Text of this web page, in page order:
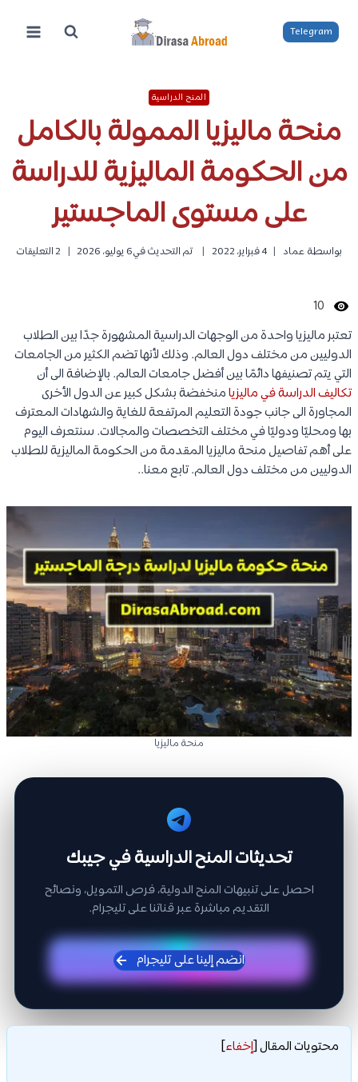
المحتوى
Telegram
المنح الدراسية
منحة ماليزيا الممولة بالكامل
من الحكومة الماليزية للدراسة
على مستوى الماجستير
بواسطة عماد 4 فبراير، 2022 تم التحديث في6 يوليو، 2026 2 التعليقات
10
تعتبر ماليزيا واحدة من الوجهات الدراسية المشهورة جدًا بين الطلاب
الدوليين من مختلف دول العالم. وذلك لأنها تضم الكثير من الجامعات
التي يتم تصنيفها دائمًا بين أفضل جامعات العالم. بالإضافة الى أن
تكاليف الدراسة في ماليزيامنخفضة بشكل كبير عن الدول الأخرى
المجاورة الى جانب جودة التعليم المرتفعة للغاية والشهادات المعترف
بها ومحليًا ودوليًا في مختلف التخصصات والمجالات. سنتعرف اليوم
على أهم تفاصيل منحة ماليزيا المقدمة من الحكومة الماليزية للطلاب
الدوليين من مختلف دول العالم. تابع معنا..
منحة ماليزيا
تحديثات المنح الدراسية في جيبك
احصل على تنبيهات المنح الدولية، فرص التمويل، ونصائح
التقديم مباشرة عبر قناتنا على تليجرام.
انضم إلينا على تليجرام
محتويات المقال[إخفاء]